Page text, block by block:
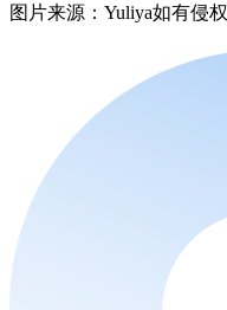
图片来源：Yuliya如有侵